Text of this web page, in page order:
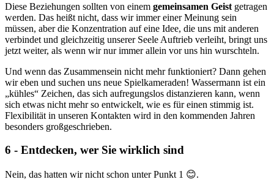
Diese Beziehungen sollten von einem gemeinsamen Geist getragen
werden. Das heißt nicht, dass wir immer einer Meinung sein
müssen, aber die Konzentration auf eine Idee, die uns mit anderen
verbindet und gleichzeitig unserer Seele Auftrieb verleiht, bringt uns
jetzt weiter, als wenn wir nur immer allein vor uns hin wurschteln.
Und wenn das Zusammensein nicht mehr funktioniert? Dann gehen
wir eben und suchen uns neue Spielkameraden! Wassermann ist ein
„kühles“ Zeichen, das sich aufregungslos distanzieren kann, wenn
sich etwas nicht mehr so entwickelt, wie es für einen stimmig ist.
Flexibilität in unseren Kontakten wird in den kommenden Jahren
besonders großgeschrieben.
6 - Entdecken, wer Sie wirklich sind
Nein, das hatten wir nicht schon unter Punkt 1 😊.